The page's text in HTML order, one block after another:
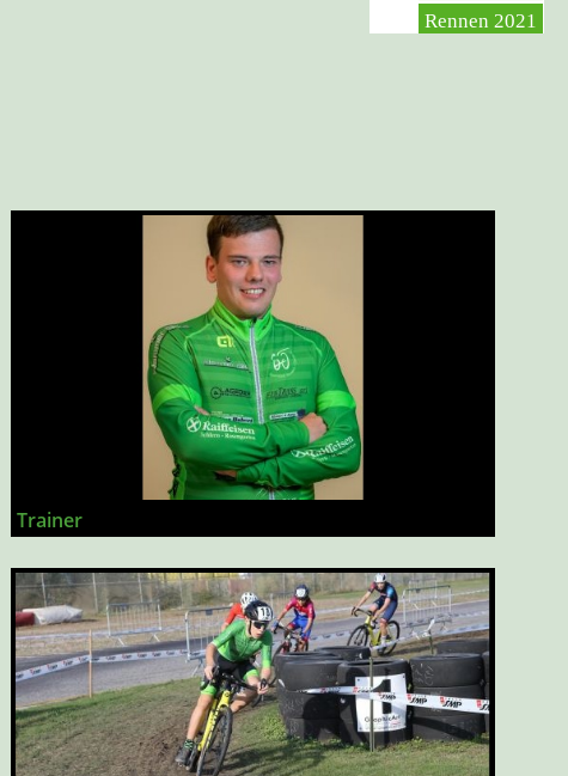
Rennen 2021
Trainer